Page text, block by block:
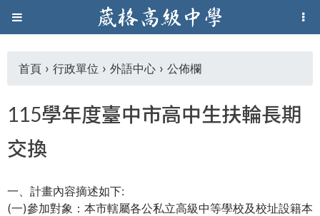
Jump to navigation
葳
格
高
級
學
在
這
裡
首頁 › 行政單位 › 外語中心 › 公佈欄
115學年度臺中市高中生扶輪長期
交換
一、計畫內容摘述如下:
(一)參加對象：本市轄屬各公私立高級中等學校及校址設籍本